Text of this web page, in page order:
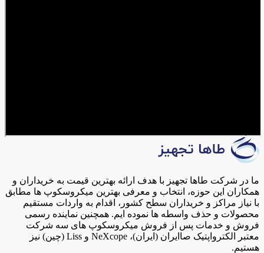
ما در شرکت طاها تجهیز با هدف ارائه بهترین قیمت به خریداران و
همکاران این حوزه، انتخاب و معرفی بهترین میکروسکوپ ها مطابق
با نیاز مراکز و خریداران سطح کشور، اقدام به واردات مستقیم
محصولات و حذف واسطه ها نموده ایم. همچنین نماینده رسمی
فروش و خدمات پس از فروش میکروسکوپ های سه شرکت
معتبر الکترواپتیک صاایران (ایران)، NeXcope و Liss (چین) نیز
هستیم.